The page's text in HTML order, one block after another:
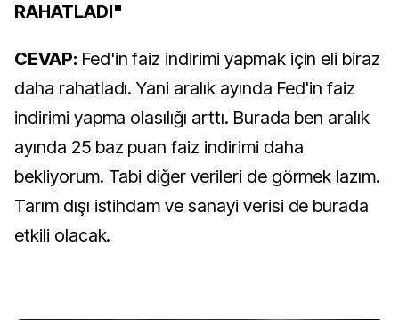
RAHATLADI"
CEVAP: Fed'in faiz indirimi yapmak için eli biraz
daha rahatladı. Yani aralık ayında Fed'in faiz
indirimi yapma olasılığı arttı. Burada ben aralık
ayında 25 baz puan faiz indirimi daha
bekliyorum. Tabi diğer verileri de görmek lazım.
Tarım dışı istihdam ve sanayi verisi de burada
etkili olacak.